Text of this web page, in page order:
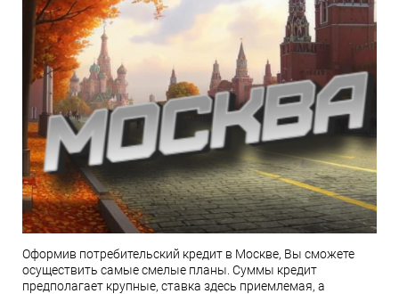
Оформив потребительский кредит в Москве, Вы сможете
осуществить самые смелые планы. Суммы кредит
предполагает крупные, ставка здесь приемлемая, а